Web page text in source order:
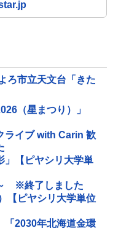
ろ市立天文台「きた
（星まつり）」
ライブ with Carin 歓
」【ピヤシリ大学単
※終了しました
【ピヤシリ大学単位
「2030年北海道金環